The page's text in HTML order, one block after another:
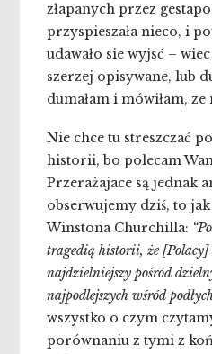
złapanych przez
przyspieszała nieco, i
udawało sie wyjsć –
szerzej opisywane, lub
dumałam i mówiłam,
Nie chce tu streszczać
historii, bo polecam
Przerażajace są jednak
obserwujemy dziś, to
Winstona Churchilla:
tragedią historii, że
najdzielniejszy pośród
najpodlejszych wśród
wszystko o czym
porównaniu z tymi z